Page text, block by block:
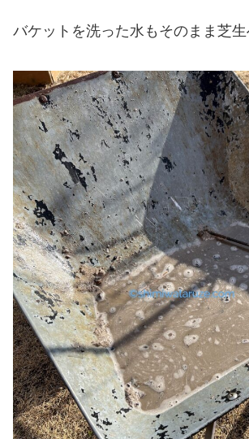
バケットを洗った水もそのまま芝生